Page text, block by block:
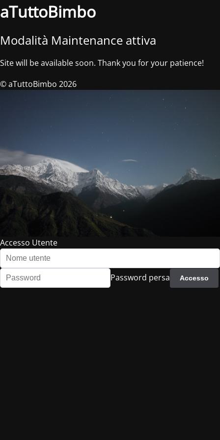
aTuttoBimbo
Modalità Maintenance attiva
Site will be available soon. Thank you for your patience!
© aTuttoBimbo 2026
Accesso Utente
Password persa